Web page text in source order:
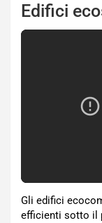
Edifici
Gli edifici
efficienti sotto il